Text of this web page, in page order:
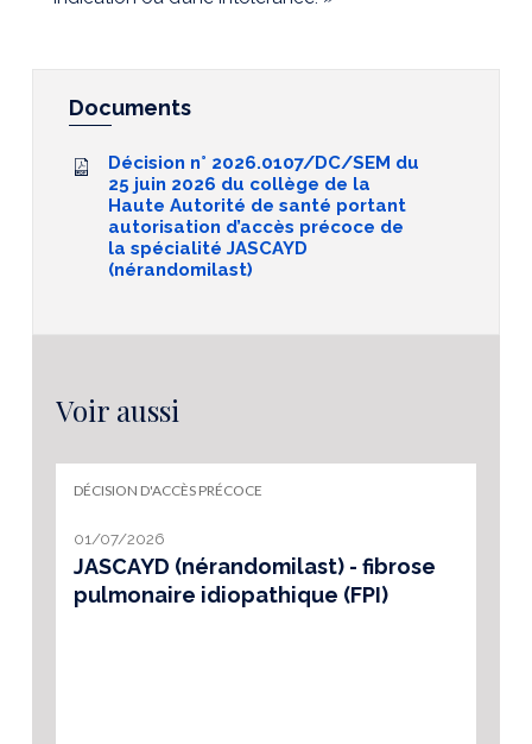
Documents
Décision n° 2026.0107/DC/SEM du
25 juin 2026 du collège de la
Haute Autorité de santé portant
autorisation d’accès précoce de
la spécialité JASCAYD
(nérandomilast)
Voir aussi
DÉCISION D'ACCÈS PRÉCOCE
01/07/2026
JASCAYD (nérandomilast) - fibrose
pulmonaire idiopathique (FPI)